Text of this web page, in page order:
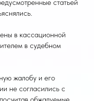
статьей
в кассационной
в судебном
жалобу и его
не согласились с